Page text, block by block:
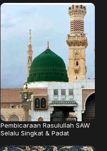
Pembicaraan Rasulullah SAW
Selalu Singkat & Padat